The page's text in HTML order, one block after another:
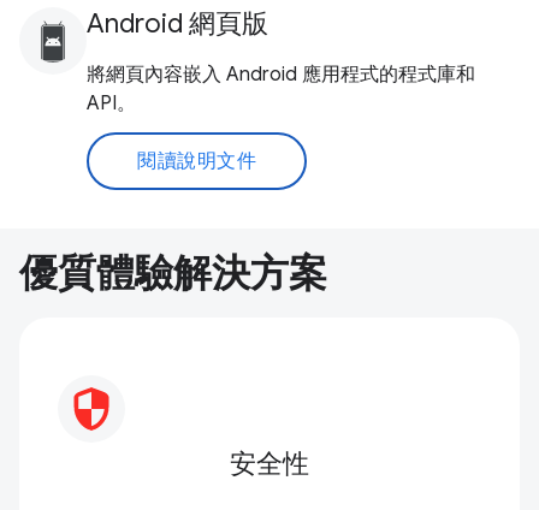
Android 網頁版
將網頁內容嵌入 Android 應用程式的程式庫和
API。
閱讀說明文件
優質體驗解決方案
安全性